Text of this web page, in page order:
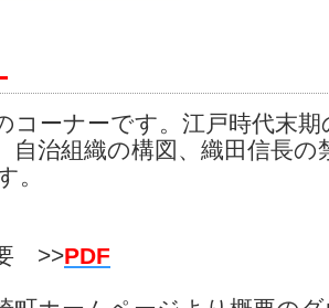
コーナーです。江戸時代末
自治組織の構図、織田信長の
。
>>PDF